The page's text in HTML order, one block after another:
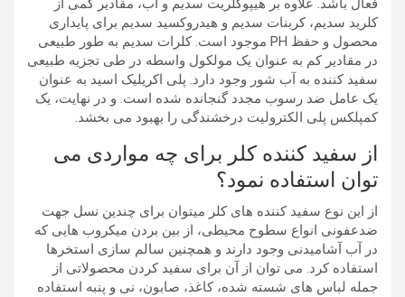
فعال باشد. علاوه بر هیپوکلریت سدیم و آب، مقادیر کمی از
کلرید سدیم، کربنات سدیم و هیدروکسید سدیم برای پایداری
محصول و حفظ PH موجود است. کلرات سدیم به طور طبیعی
در مقادیر کم به عنوان یک مولکول واسطه در طی تجزیه طبیعی
سفید کننده به آب شور وجود دارد. پلی اکریلیک اسید به عنوان
یک عامل ضد رسوب مجدد گنجانده شده است. و در نهایت، یک
کمپلکس پلی الکترولیت درخشندگی را بهبود می بخشد.
از سفید کننده کلر برای چه مواردی می
توان استفاده نمود؟
از این نوع سفید کننده های کلر میتوان برای چندین نسل جهت
ضدعفونی انواع سطوح محیطی، از بین بردن میکروب هایی که
در آب آشامیدنی وجود دارند و همچنین سالم سازی استخرها
استفاده کرد. می توان از آن برای سفید کردن محصولاتی از
جمله لباس های شسته شده، کاغذ، صابون، نی و پنبه استفاده